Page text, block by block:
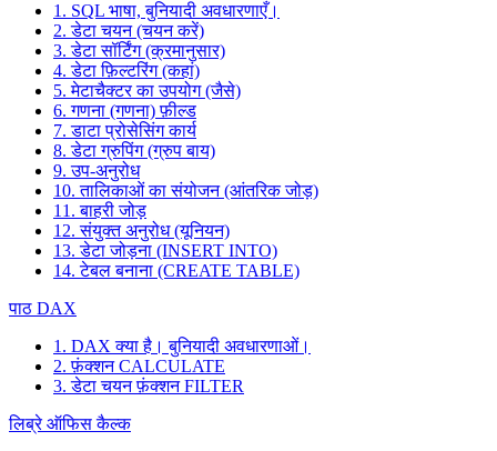
1. SQL भाषा, बुनियादी अवधारणाएँ।
2. डेटा चयन (चयन करें)
3. डेटा सॉर्टिंग (क्रमानुसार)
4. डेटा फ़िल्टरिंग (कहां)
5. मेटाचैक्टर का उपयोग (जैसे)
6. गणना (गणना) फ़ील्ड
7. डाटा प्रोसेसिंग कार्य
8. डेटा ग्रुपिंग (ग्रुप बाय)
9. उप-अनुरोध
10. तालिकाओं का संयोजन (आंतरिक जोड़)
11. बाहरी जोड़
12. संयुक्त अनुरोध (यूनियन)
13. डेटा जोड़ना (INSERT INTO)
14. टेबल बनाना (CREATE TABLE)
पाठ DAX
1. DAX क्या है। बुनियादी अवधारणाओं।
2. फ़ंक्शन CALCULATE
3. डेटा चयन फ़ंक्शन FILTER
लिब्रे ऑफिस कैल्क